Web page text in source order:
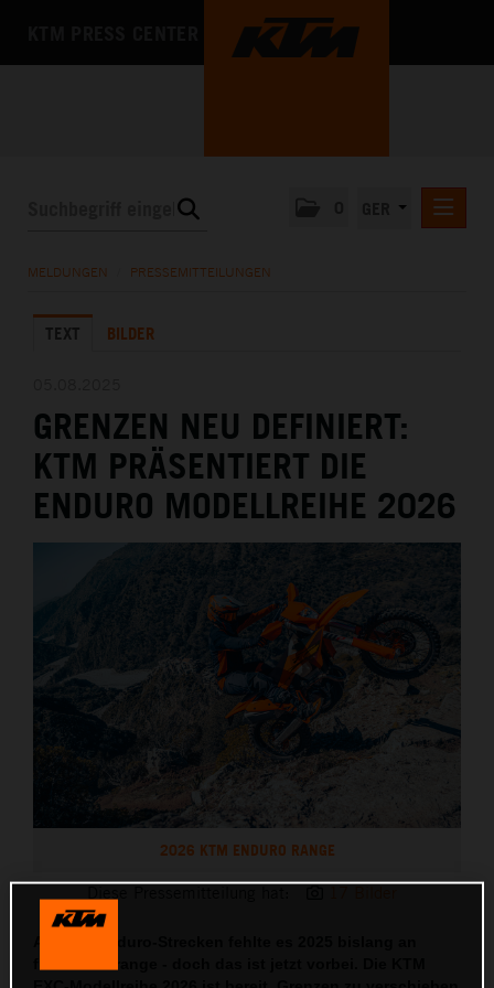
MEDIA
MELDUNGEN PRESSEMITTEILUNGEN
TEXT BILDER
GRENZEN NEU DEFINIERT:
KTM PRÄSENTIERT DIE
ENDURO MODELLREIHE 2026
2026 KTM ENDURO RANGE